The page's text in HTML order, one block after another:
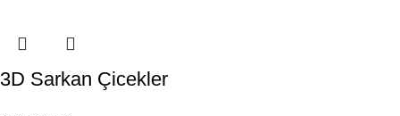
3D Sarkan Çicekler